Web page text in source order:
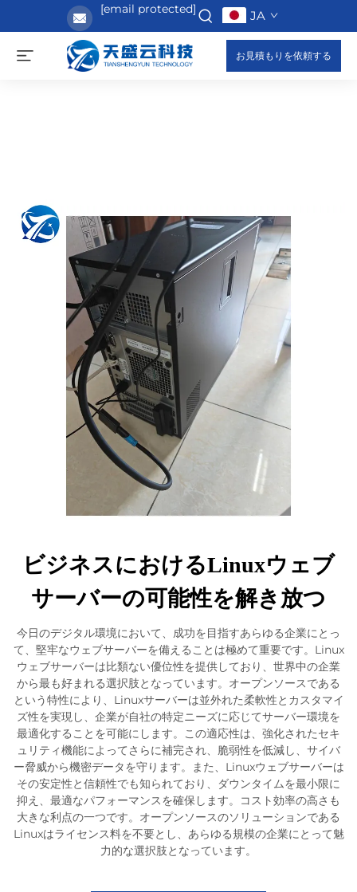
[email protected] JA
お見積もりを依頼する
ビジネスにおけるLinuxウェブ
サーバーの可能性を解き放つ
今日のデジタル環境において、成功を目指すあらゆる企業にとっ
て、堅牢なウェブサーバーを備えることは極めて重要です。Linux
ウェブサーバーは比類ない優位性を提供しており、世界中の企業
から最も好まれる選択肢となっています。オープンソースである
という特性により、Linuxサーバーは並外れた柔軟性とカスタマイ
ズ性を実現し、企業が自社の特定ニーズに応じてサーバー環境を
最適化することを可能にします。この適応性は、強化されたセキ
ュリティ機能によってさらに補完され、脆弱性を低減し、サイバ
ー脅威から機密データを守ります。また、Linuxウェブサーバーは
その安定性と信頼性でも知られており、ダウンタイムを最小限に
抑え、最適なパフォーマンスを確保します。コスト効率の高さも
大きな利点の一つです。オープンソースのソリューションである
Linuxはライセンス料を不要とし、あらゆる規模の企業にとって魅
力的な選択肢となっています。